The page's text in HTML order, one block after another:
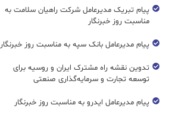
پیام تبریک مدیرعامل شرکت راهیان سلامت به
مناسبت روز خبرنگار
پیام مدیرعامل بانک سپه به مناسبت روز خبرنگار
تدوین نقشه راه مشترک ایران و روسیه برای
توسعه تجارت و سرمایه‌گذاری صنعتی
پیام مدیرعامل ایدرو به مناسبت روز خبرنگار